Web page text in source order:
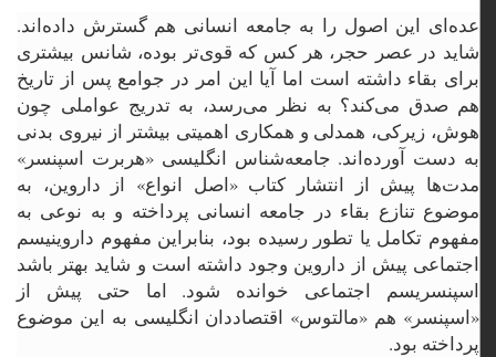
عده‌ای این اصول را به جامعه انسانی هم گسترش داده‌اند.
شاید در عصر حجر، هر کس که قوی‌تر بوده، شانس بیشتری
برای بقاء داشته است اما آیا این امر در جوامع پس از تاریخ
هم صدق می‌کند؟ به نظر می‌رسد، به تدریج عواملی چون
هوش، زیرکی، همدلی و همکاری اهمیتی بیشتر از نیروی بدنی
به دست آورده‌اند. جامعه‌شناس انگلیسی «هربرت اسپنسر»
مدت‌ها پیش از انتشار کتاب «اصل انواع» از داروین، به
موضوع تنازع بقاء در جامعه انسانی پرداخته و به نوعی به
مفهوم تکامل یا تطور رسیده بود، بنابراین مفهوم داروینیسم
اجتماعی پیش از داروین وجود داشته است و شاید بهتر باشد
اسپنسریسم اجتماعی خوانده شود. اما حتی پیش از
«اسپنسر» هم «مالتوس» اقتصاددان انگلیسی به این موضوع
پرداخته بود.